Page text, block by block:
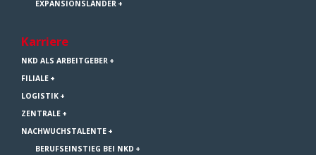
EXPANSIONSLÄNDER
Karriere
NKD ALS ARBEITGEBER
FILIALE
LOGISTIK
ZENTRALE
NACHWUCHSTALENTE
BERUFSEINSTIEG BEI NKD